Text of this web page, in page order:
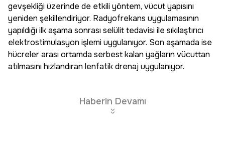
gevşekliği üzerinde de etkili yöntem, vücut yapısını
yeniden şekillendiriyor. Radyofrekans uygulamasının
yapıldığı ilk aşama sonrası selülit tedavisi ile sıkılaştırıcı
elektrostimulasyon işlemi uygulanıyor. Son aşamada ise
hücreler arası ortamda serbest kalan yağların vücuttan
atılmasını hızlandıran lenfatik drenaj uygulanıyor.
Haberin Devamı